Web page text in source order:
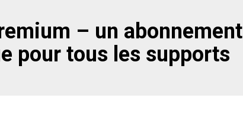
– un abonnement
pour tous les supports